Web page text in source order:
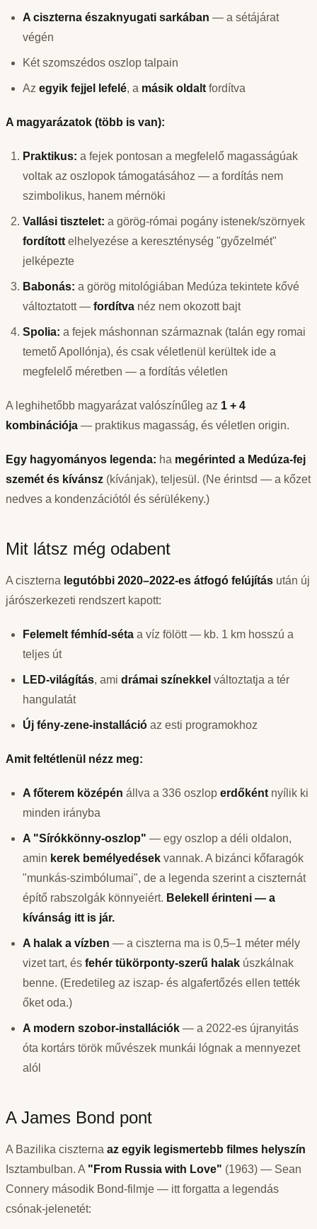
A ciszterna északnyugati sarkában — a sétájárat
végén
Két szomszédos oszlop talpain
Az egyik fejjel lefelé, a másik oldaltfordítva
A magyarázatok (több is van):
Praktikus: a fejek pontosan a megfelelő magasságúak
voltak az oszlopok támogatásához — a fordítás nem
szimbolikus, hanem mérnöki
Vallási tisztelet: a görög-római pogány istenek/szörnyek
fordítottelhelyezése a kereszténység "győzelmét"
jelképezte
Babonás: a görög mitológiában Medúza tekintete kővé
változtatott — fordítva néz nem okozott bajt
Spolia: a fejek máshonnan származnak (talán egy romai
temető Apollónja), és csak véletlenül kerültek ide a
megfelelő méretben — a fordítás véletlen
A leghihetőbb magyarázat valószínűleg az 1 + 4
kombinációja — praktikus magasság, és véletlen origin.
Egy hagyományos legenda: ha megérinted a Medúza-fej
szemét és kívánsz (kívánjak), teljesül. (Ne érintsd — a kőzet
nedves a kondenzációtól és sérülékeny.)
Mit látsz még odabent
A ciszterna legutóbbi 2020–2022-es átfogó felújítás után új
járószerkezeti rendszert kapott:
Felemelt fémhíd-séta a víz fölött — kb. 1 km hosszú a
teljes út
LED-világítás, ami drámai színekkel változtatja a tér
hangulatát
Új fény-zene-installáció az esti programokhoz
Amit feltétlenül nézz meg:
A főterem középén állva a 336 oszlop erdőkéntnyílik ki
minden irányba
A "Sírókkönny-oszlop" — egy oszlop a déli oldalon,
amin kerek bemélyedések vannak. A bizánci kőfaragók
"munkás-szimbólumai", de a legenda szerint a ciszternát
építő rabszolgák könnyeiért. Belekell érinteni — a
kívánság itt is jár.
A halak a vízben — a ciszterna ma is 0,5–1 méter mély
vizet tart, és fehér tükörponty-szerű halak úszkálnak
benne. (Eredetileg az iszap- és algafertőzés ellen tették
őket oda.)
A modern szobor-installációk — a 2022-es újranyitás
óta kortárs török művészek munkái lógnak a mennyezet
alól
A James Bond pont
A Bazilika ciszterna az egyik legismertebb filmes helyszín
Isztambulban. A "From Russia with Love" (1963) — Sean
Connery második Bond-filmje — itt forgatta a legendás
csónak-jelenetét: